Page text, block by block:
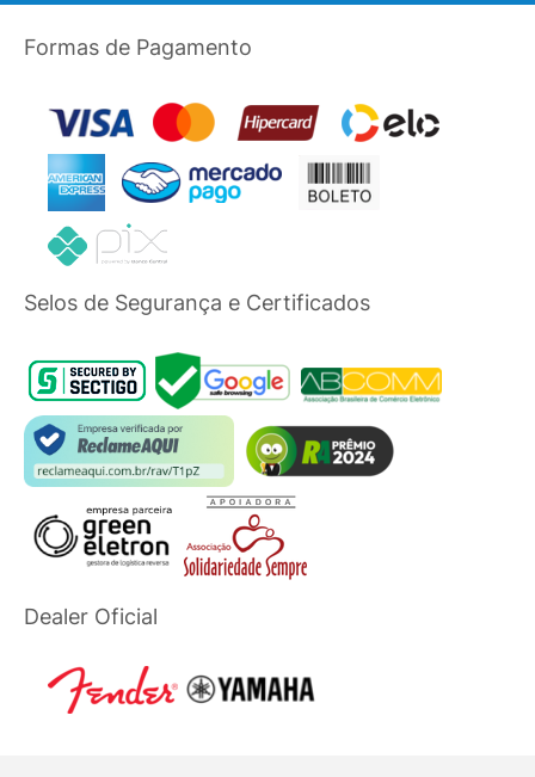
Formas de Pagamento
Selos de Segurança e Certificados
Dealer Oficial